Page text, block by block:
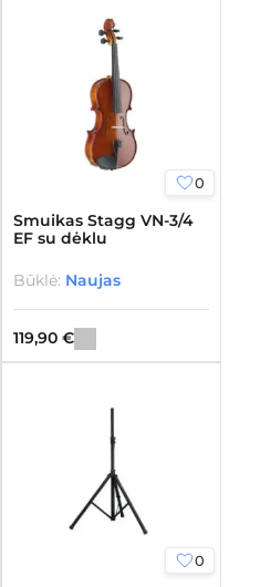
0
Smuikas Stagg VN-3/4
EF su dėklu
Būklė: Naujas
119,90 €
0